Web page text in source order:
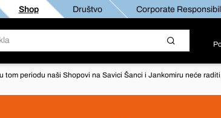
Shop Društvo Corporate
tom periodu naši Shopovi na Savici Šanci i Jankomiru neće